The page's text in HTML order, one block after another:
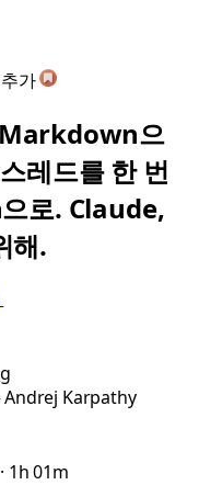
가
Markdown으
레드를 한 번
로. Claude,
해.
Karpathy
1h 01m